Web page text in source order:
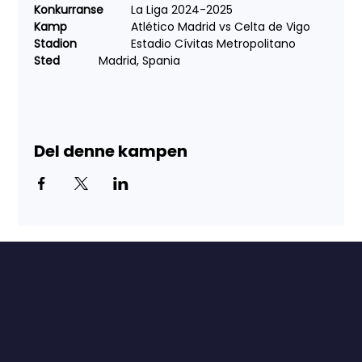
Konkurranse
La Liga 2024-2025
Kamp
Atlético Madrid vs Celta de Vigo
Stadion
Estadio Cívitas Metropolitano
Sted
Madrid, Spania
Del denne kampen